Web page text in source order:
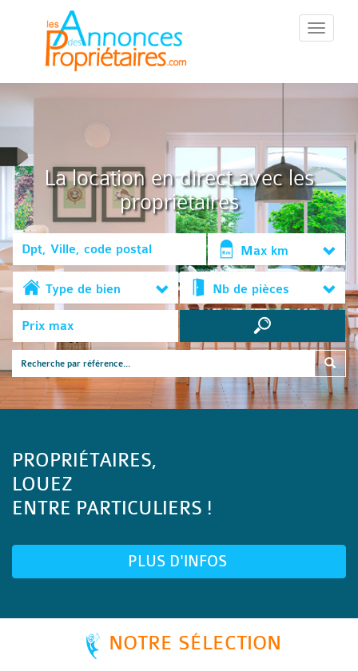
::Menu::
La location en direct avec les
propriétaires
Max km
Type de bien Nb de pièces
PROPRIÉTAIRES,
LOUEZ
ENTRE PARTICULIERS !
PLUS D'INFOS
NOTRE SÉLECTION